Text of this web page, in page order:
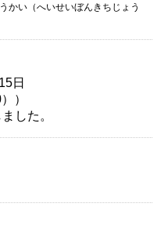
かい（へいせいぼんきちじょう
日
）
した。